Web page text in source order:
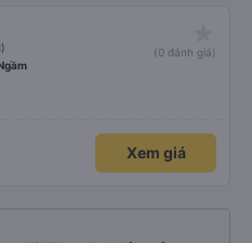
(0 đánh giá)
Xem giá